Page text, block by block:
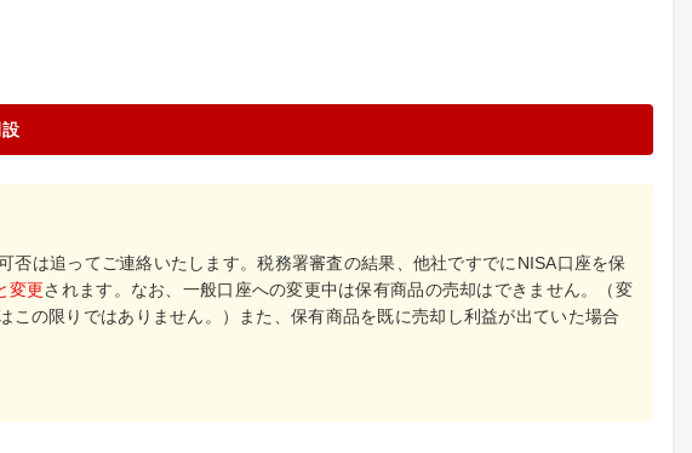
は追ってご連絡いたします。税務署審査の結果、他社ですでにNISA口座を保
変更されます。なお、一般口座への変更中は保有商品の売却はできません。（変
の限りではありません。）また、保有商品を既に売却し利益が出ていた場合